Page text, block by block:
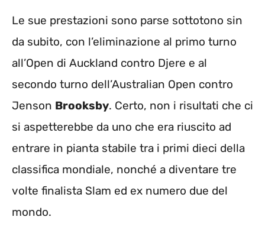
Le sue prestazioni sono parse sottotono sin
da subito, con l’eliminazione al primo turno
all’Open di Auckland contro Djere e al
secondo turno dell’Australian Open contro
Jenson Brooksby. Certo, non i risultati che ci
si aspetterebbe da uno che era riuscito ad
entrare in pianta stabile tra i primi dieci della
classifica mondiale, nonché a diventare tre
volte finalista Slam ed ex numero due del
mondo.